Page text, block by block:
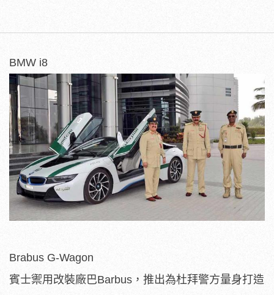
BMW i8
Brabus G-Wagon
賓士禦用改裝廠巴Barbus，推出為杜拜警方量身打造